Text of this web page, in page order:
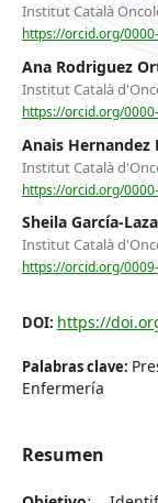
Institut Català
https://orcid.org/
Ana Rodriguez
Institut Català
https://orcid.org/
Anais Hernandez
Institut Català
https://orcid.org/
Sheila García-
Institut Català
https://orcid.org/
DOI: https://
Palabras clave:
Enfermería
Resumen